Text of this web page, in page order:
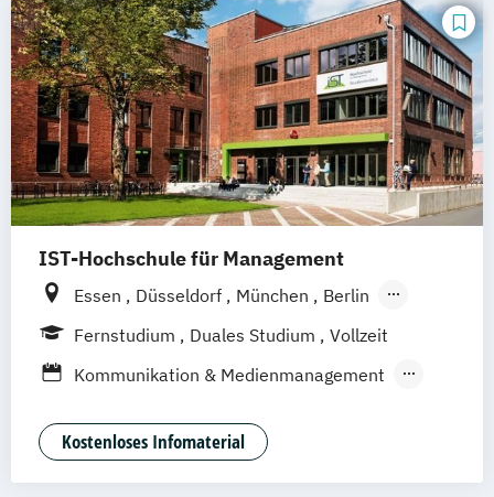
IST-Hochschule für Management
Essen Düsseldorf München
Berlin
Hamburg
Weil am Rhein
Innsbruck Linz
Fernstudium Duales Studium
Vollzeit
Kommunikation & Medienmanagement
Medienökonom
Public Relations Hochschulzertifikat
Kostenloses Infomaterial